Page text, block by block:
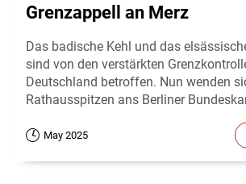
Grenzappell an Merz
Das badische Kehl und das
sind von den verstärkten
Deutschland betroffen. Nun wenden
Rathausspitzen ans Berliner
May 2025